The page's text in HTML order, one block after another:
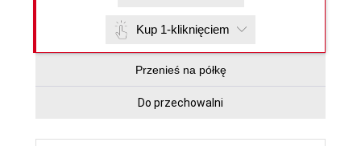
Kup 1-kliknięciem
Przenieś na półkę
Do przechowalni